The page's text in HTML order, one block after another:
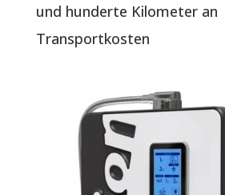
und hunderte Kilometer an
Transportkosten